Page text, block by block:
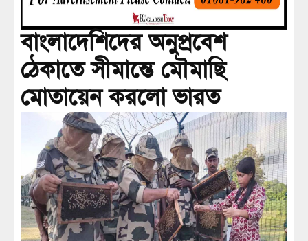
বাংলাদেশিদের অনুপ্রবেশ
ঠেকাতে সীমান্তে মৌমাছি
মোতায়েন করলো ভারত